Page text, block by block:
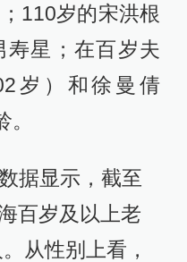
110岁的宋洪根
寿星；在百岁夫
岁）和徐曼倩
据显示，截至
百岁及以上老
从性别上看，